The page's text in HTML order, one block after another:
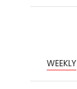
WEEKLY